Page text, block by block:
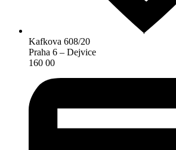
Kafkova 608/20
Praha 6 – Dejvice
160 00